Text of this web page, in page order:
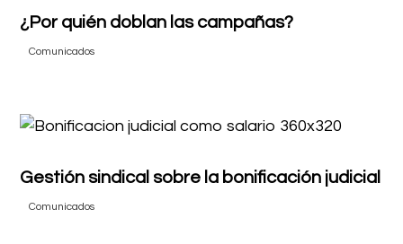
¿Por quién doblan las campañas?
Comunicados
Gestión sindical sobre la bonificación judicial
Comunicados